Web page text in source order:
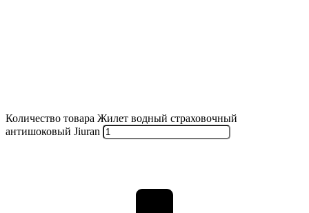
Количество товара Жилет водный страховочный
антишоковый Jiuran